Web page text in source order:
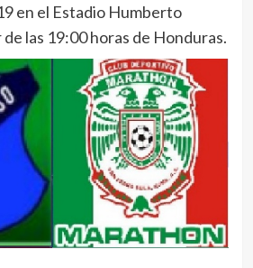
en el Estadio Humberto
las 19:00 horas de Honduras.